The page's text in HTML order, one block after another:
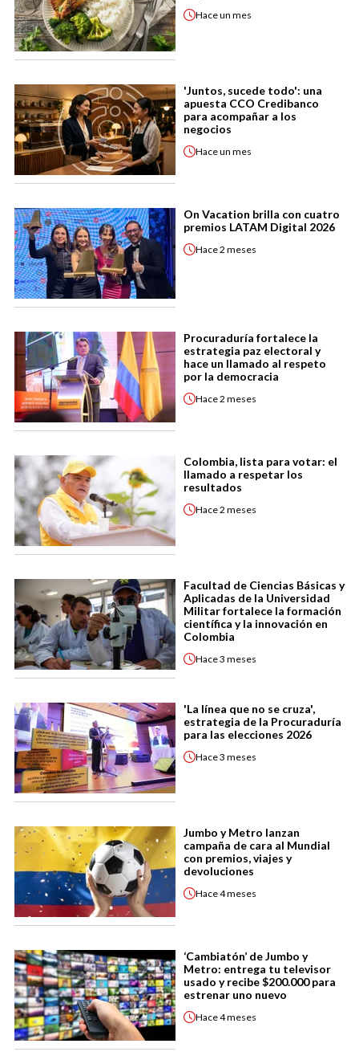
Haceun mes
'Juntos, sucede todo': una
apuesta CCO Credibanco
para acompañar a los
negocios
Haceun mes
On Vacation brilla con cuatro
premios LATAM Digital 2026
Hace2 meses
Procuraduría fortalece la
estrategia paz electoral y
hace un llamado al respeto
por la democracia
Hace2 meses
Colombia, lista para votar: el
llamado a respetar los
resultados
Hace2 meses
Facultad de Ciencias Básicas y
Aplicadas de la Universidad
Militar fortalece la formación
científica y la innovación en
Colombia
Hace3 meses
'La línea que no se cruza',
estrategia de la Procuraduría
para las elecciones 2026
Hace3 meses
Jumbo y Metro lanzan
campaña de cara al Mundial
con premios, viajes y
devoluciones
Hace4 meses
‘Cambiatón’ de Jumbo y
Metro: entrega tu televisor
usado y recibe $200.000 para
estrenar uno nuevo
Hace4 meses